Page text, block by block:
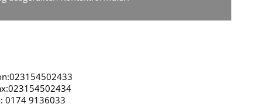
0174 9136033